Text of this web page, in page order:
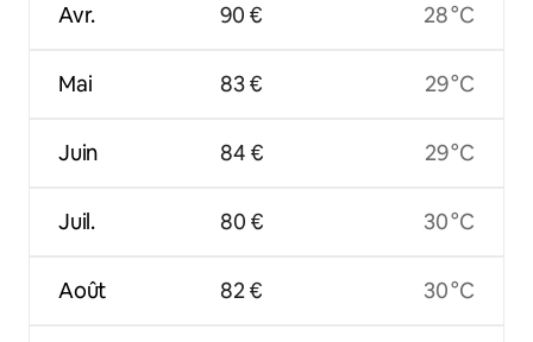
Avr.
Mai
Juin
Juil.
Août
90 €
83 €
84 €
80 €
82 €
28 °C
29 °C
29 °C
30 °C
30 °C